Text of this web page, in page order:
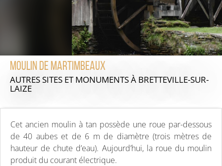
Moulin de Martimbeaux
AUTRES SITES ET MONUMENTSÀ BRETTEVILLE-SUR-
LAIZE
Cet ancien moulin à tan possède une roue par-dessous
de 40 aubes et de 6 m de diamètre (trois mètres de
hauteur de chute d’eau). Aujourd’hui, la roue du moulin
produit du courant électrique.